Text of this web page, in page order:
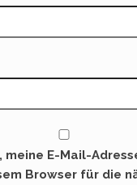
meine E-Mail-
Browser für die